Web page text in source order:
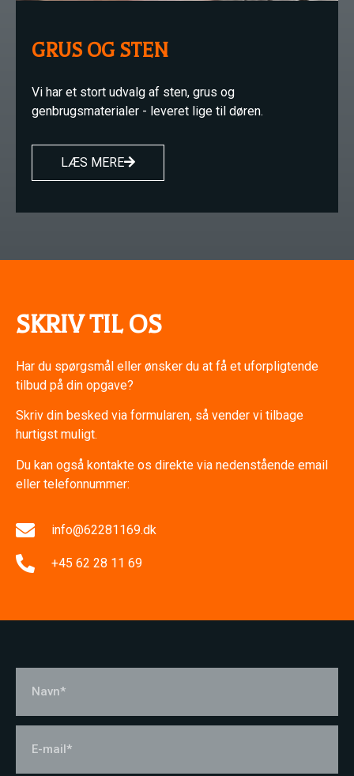
GRUS OG STEN
Vi har et stort udvalg af sten, grus og
genbrugsmaterialer - leveret lige til døren.
LÆS MERE
SKRIV TIL OS
Har du spørgsmål eller ønsker du at få et uforpligtende
tilbud på din opgave?
Skriv din besked via formularen, så vender vi tilbage
hurtigst muligt.
Du kan også kontakte os direkte via nedenstående email
eller telefonnummer:
info@62281169.dk
+45 62 28 11 69